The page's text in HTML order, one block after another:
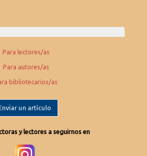
Para lectores/as
Para autores/as
bibliotecarios/as
un artículo
y lectores a seguirnos en